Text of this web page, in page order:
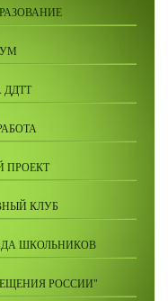
ПРОЕКТ
КЛУБ
ШКОЛЬНИКОВ
РОССИИ"